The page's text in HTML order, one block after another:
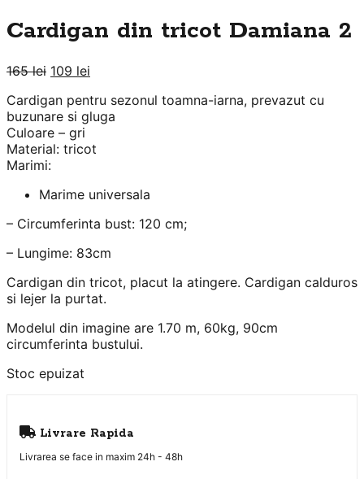
Cardigan din tricot Damiana 2
165lei Prețul
a
fost:
165 lei.
109 lei
este:
109 lei.
Cardigan pentru sezonul toamna-iarna, prevazut cu
buzunare si gluga
Culoare – gri
Material: tricot
Marimi:
Marime universala
– Circumferinta bust: 120 cm;
– Lungime: 83cm
Cardigan din tricot, placut la atingere. Cardigan calduros
si lejer la purtat.
Modelul din imagine are 1.70 m, 60kg, 90cm
circumferinta bustului.
Stoc epuizat
Livrare Rapida
Livrarea se face in maxim 24h - 48h